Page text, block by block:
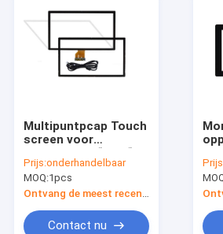
Multipuntpcap Touch
screen voor
Inputvoltage 5V
Prijs:onderhandelbaar
MOQ:1pcs
Contact nu